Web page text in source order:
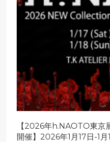
【2026年h.NAOTO東
開催】2026年1月17日-1月